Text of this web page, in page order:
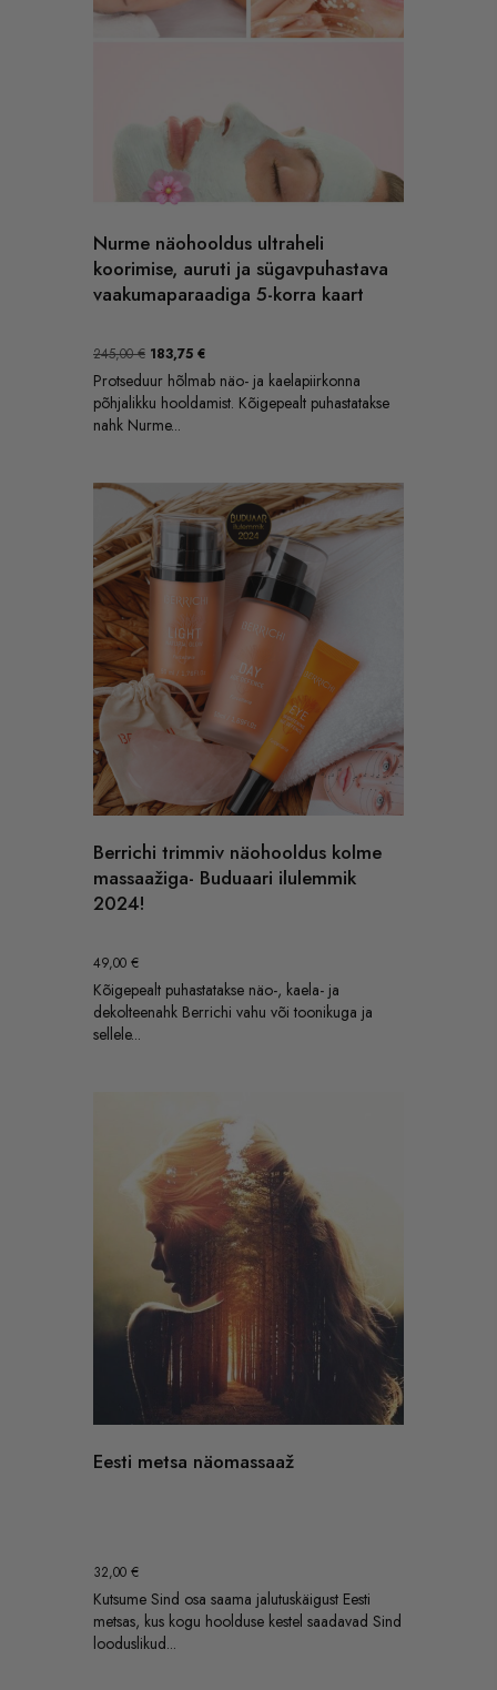
Nurme näohooldus ultraheli
koorimise, auruti ja sügavpuhastava
vaakumaparaadiga 5-korra kaart
245,00€ Algne
hind
oli:
245,00 €.
183,75 €
hind
on:
183,75 €.
Protseduur hõlmab näo- ja kaelapiirkonna
põhjalikku hooldamist. Kõigepealt puhastatakse
nahk Nurme...
Berrichi trimmiv näohooldus kolme
massaažiga- Buduaari ilulemmik
2024!
49,00 €
Kõigepealt puhastatakse näo-, kaela- ja
dekolteenahk Berrichi vahu või toonikuga ja
sellele...
Eesti metsa näomassaaž
32,00 €
Kutsume Sind osa saama jalutuskäigust Eesti
metsas, kus kogu hoolduse kestel saadavad Sind
looduslikud...